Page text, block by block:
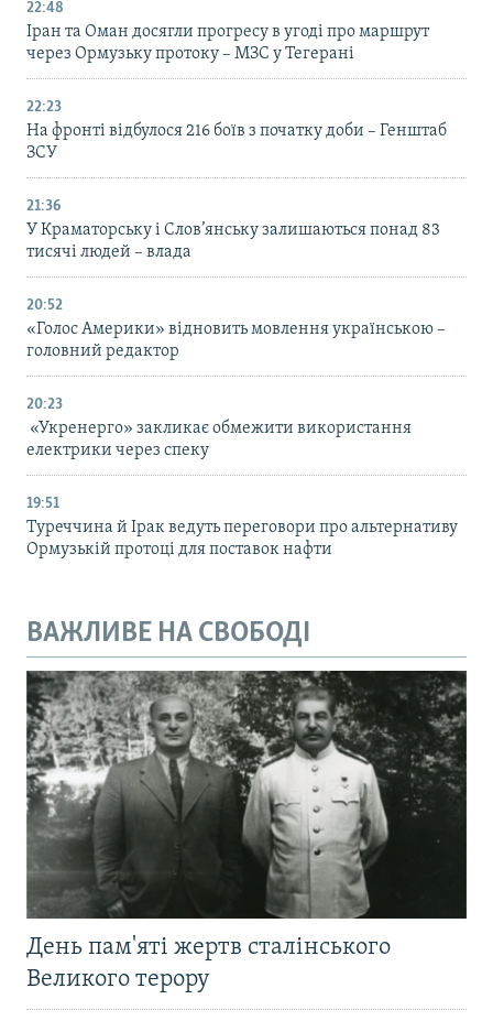
22:48
Іран та Оман досягли прогресу в угоді про маршрут
через Ормузьку протоку – МЗС у Тегерані
22:23
На фронті відбулося 216 боїв з початку доби – Генштаб
ЗСУ
21:36
У Краматорську і Слов’янську залишаються понад 83
тисячі людей – влада
20:52
«Голос Америки» відновить мовлення українською –
головний редактор
20:23
«Укренерго» закликає обмежити використання
електрики через спеку
19:51
Туреччина й Ірак ведуть переговори про альтернативу
Ормузькій протоці для поставок нафти
ВАЖЛИВЕ НА СВОБОДІ
День пам'яті жертв сталінського
Великого терору